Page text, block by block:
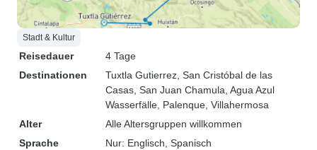
Stadt & Kultur
Reisedauer
4 Tage
Destinationen
Tuxtla Gutierrez , San Cristóbal de las
Casas , San Juan Chamula , Agua Azul
Wasserfälle , Palenque , Villahermosa
Alter
Alle Altersgruppen willkommen
Sprache
Nur: Englisch, Spanisch